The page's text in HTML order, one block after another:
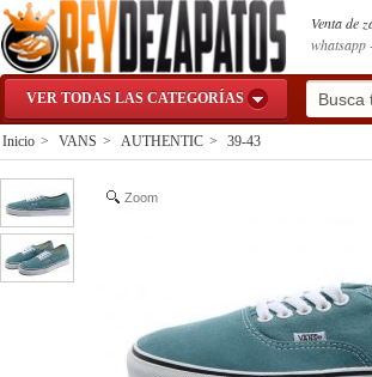
Venta de
whatsapp
VER TODAS LAS CATEGORÍAS
Inicio > VANS > AUTHENTIC > 39-43
Zoom